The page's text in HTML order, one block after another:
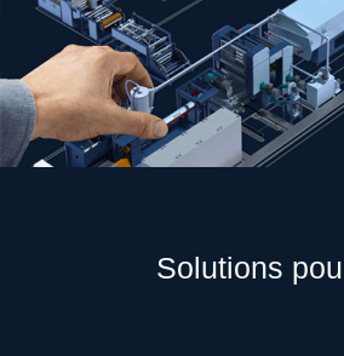
Solutions